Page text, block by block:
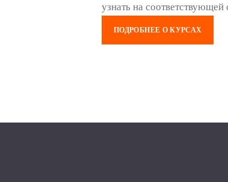
узнать на соответствующей
ПОДРОБНЕЕ О КУРСАХ